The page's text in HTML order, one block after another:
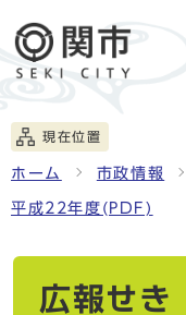
現在位置
ホーム 市政情報
平成22年度(PDF)
広報せ